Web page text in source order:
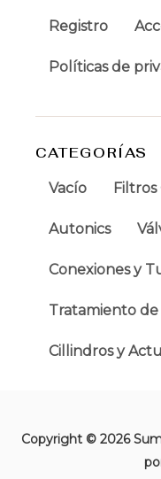
Registro
Políticas de
CATEGORÍAS
Vacío
Autonics
Conexiones y
Tratamiento de
Cillindros y
Copyright © 2026